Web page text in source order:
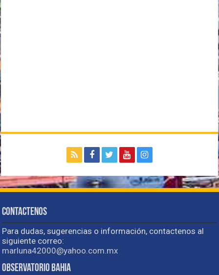
Contactenos
Para dudas, sugerencias o información, contactenos al
siguiente correo:
marluna42000@yahoo.com.mx
Observatorio Bahia